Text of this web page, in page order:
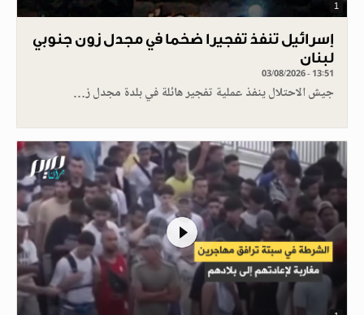
1
إسرائيل تنفذ تفجيرا ضخما في مجدل زون جنوبي
لبنان
03/08/2026 - 13:51
جيش الاحتلال ينفذ عملية تفجير هائلة في بلدة مجدل ز…